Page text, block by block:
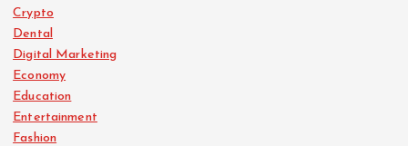
Crypto
Dental
Digital Marketing
Economy
Education
Entertainment
Fashion